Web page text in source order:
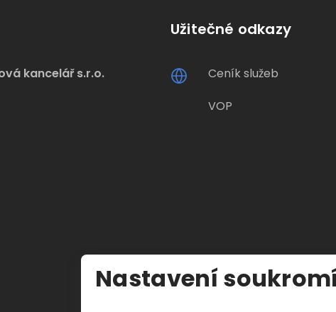
kancelář s.r.o.
Užitečné odkazy
Ceník služeb
VOP
Nastavení